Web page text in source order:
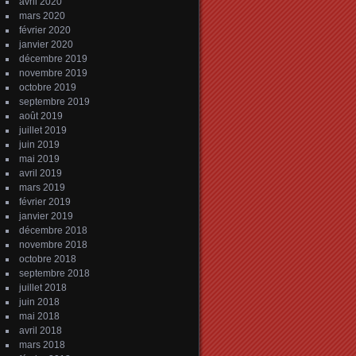
mars 2020
février 2020
janvier 2020
décembre 2019
novembre 2019
octobre 2019
septembre 2019
août 2019
juillet 2019
juin 2019
mai 2019
avril 2019
mars 2019
février 2019
janvier 2019
décembre 2018
novembre 2018
octobre 2018
septembre 2018
juillet 2018
juin 2018
mai 2018
avril 2018
mars 2018